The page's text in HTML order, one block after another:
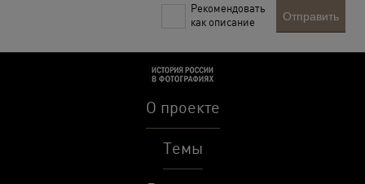
Рекомендовать
как описание
Отправить
О проекте
Темы